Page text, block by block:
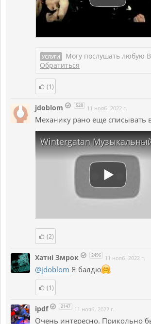
УСЛУГИ
Могу послушать любую
Обратиться
(1)
jdoblom 528 11 нояб. 2022 г.
Механику рано еще списывать
(2)
Хатнi Змрок 2496 11 нояб. 2022 г.
@jdoblom Я балдю
(1)
ipdf 2147 11 нояб. 2022 г.
Очень интересно. Прикольно